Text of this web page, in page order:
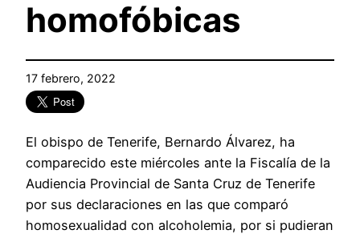
homofóbicas
17 febrero, 2022
El obispo de Tenerife, Bernardo Álvarez, ha
comparecido este miércoles ante la Fiscalía de la
Audiencia Provincial de Santa Cruz de Tenerife
por sus declaraciones en las que comparó
homosexualidad con alcoholemia, por si pudieran